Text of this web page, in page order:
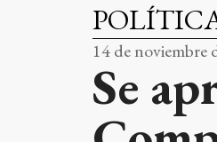
14 de noviembre
Se